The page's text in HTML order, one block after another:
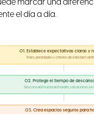
marcar una
el día a día.
01. Establece expectativas claras y
Roles, prioridades y criterios de éxito bien
02. Protege el tiempo de
Desconexión fuera del horario, vacaciones sin
03. Crea espacios seguros para